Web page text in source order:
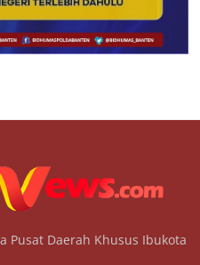
Pusat Daerah Khusus Ibukota